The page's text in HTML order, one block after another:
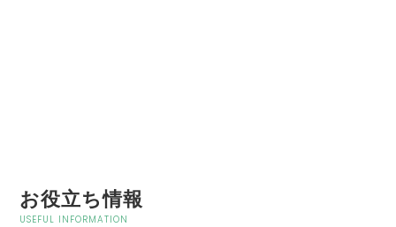
お役立ち情報
USEFUL INFORMATION